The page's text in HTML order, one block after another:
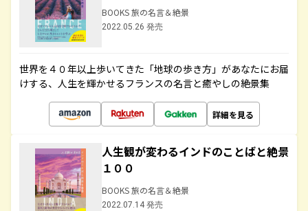
BOOKS 旅の名言＆絶景
2022.05.26 発売
世界を４０年以上歩いてきた「地球の歩き方」があなたにお届
けする、人生を輝かせるフランスの名言と癒やしの絶景集
詳細を見る
人生観が変わるインドのことばと絶景
１００
BOOKS 旅の名言＆絶景
2022.07.14 発売